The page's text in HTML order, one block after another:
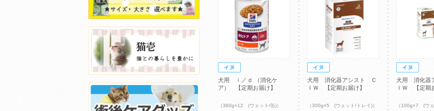
犬用 ｉ／ｄ （消化ケ
ア） 【定期お届け】
（360g×12 (ウェット/缶)）
犬用 消化器アシスト Ｃ
ＩＷ 【定期お届け】
（300g×5 (ウェット/トレイ)）
犬用 消化器
ＩＷ 【定期
（100g×7 (ウ